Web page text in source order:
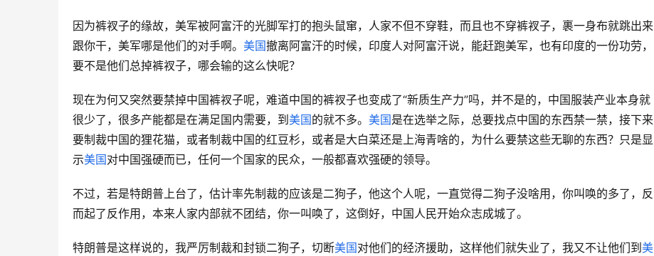
因为裤衩子的缘故，美军被阿富汗的光脚军打的抱头鼠窜，人家不但不穿鞋，而且也不穿裤衩子，裹一身布就跳出来
跟你干，美军哪是他们的对手啊。 美国撤离阿富汗的时候，印度人对阿富汗说，能赶跑美军，也有印度的一份功劳，
要不是他们总掉裤衩子，哪会输的这么快呢？
现在为何又突然要禁掉中国裤衩子呢，难道中国的裤衩子也变成了“新质生产力”吗，并不是的，中国服装产业本身就
很少了，很多产能都是在满足国内需要，到 美国的就不多。 美国是在选举之际，总要找点中国的东西禁一禁，接下来
要制裁中国的狸花猫，或者制裁中国的红豆杉，或者是大白菜还是上海青啥的，为什么要禁这些无聊的东西？只是显
示美国对中国强硬而已，任何一个国家的民众，一般都喜欢强硬的领导。
不过，若是特朗普上台了，估计率先制裁的应该是二狗子，他这个人呢，一直觉得二狗子没啥用，你叫唤的多了，反
而起了反作用，本来人家内部就不团结，你一叫唤了，这倒好，中国人民开始众志成城了。
特朗普是这样说的，我严厉制裁和封锁二狗子，切断美国对他们的经济援助，这样他们就失业了，我又不让他们到 美